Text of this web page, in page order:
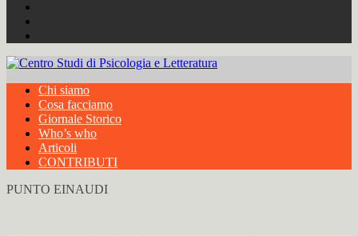
Chi siamo
Cosa facciamo
Giornale Storico
Who’s who
Articoli
CONTRIBUTI
PUNTO EINAUDI